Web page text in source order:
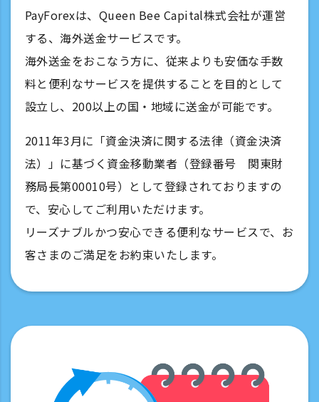
PayForexは、Queen Bee Capital株式会社が運営
する、海外送金サービスです。
海外送金をおこなう方に、従来よりも安価な手数
料と便利なサービスを提供することを目的として
設立し、200以上の国・地域に送金が可能です。
2011年3月に「資金決済に関する法律（資金決済
法）」に基づく資金移動業者（登録番号 関東財
務局長第00010号）として登録されておりますの
で、安心してご利用いただけます。
リーズナブルかつ安心できる便利なサービスで、お
客さまのご満足をお約束いたします。